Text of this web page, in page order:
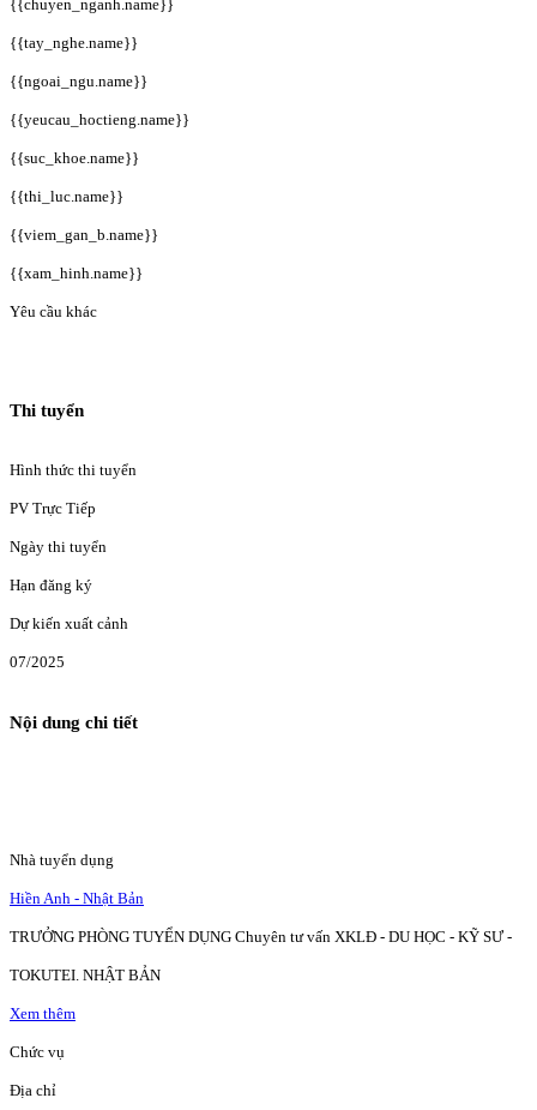
{{chuyen_nganh.name}}
{{tay_nghe.name}}
{{ngoai_ngu.name}}
{{yeucau_hoctieng.name}}
{{suc_khoe.name}}
{{thi_luc.name}}
{{viem_gan_b.name}}
{{xam_hinh.name}}
Yêu cầu khác
Thi tuyển
Hình thức thi tuyển
PV Trực Tiếp
Ngày thi tuyển
Hạn đăng ký
Dự kiến xuất cảnh
07/2025
Nội dung chi tiết
Nhà tuyển dụng
Hiền Anh - Nhật Bản
TRƯỞNG PHÒNG TUYỂN DỤNG Chuyên tư vấn XKLĐ - DU HỌC - KỸ SƯ -
TOKUTEI. NHẬT BẢN
Xem thêm
Chức vụ
Địa chỉ